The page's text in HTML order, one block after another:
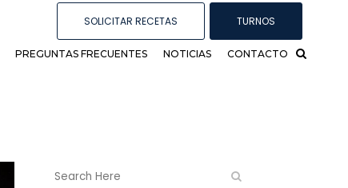
SOLICITAR RECETAS TURNOS
PREGUNTAS FRECUENTES NOTICIAS CONTACTO